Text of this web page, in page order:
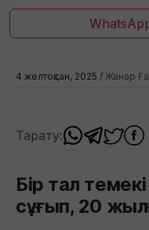
4 желтоқсан, 2025 / Жанар
Тарату:
Бір тал
сұғып, 20